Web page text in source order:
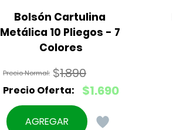
Bolsón Cartulina
Metálica 10 Pliegos - 7
Colores
$1.890
El
precio
original
$1.690
El
precio
AGREGAR